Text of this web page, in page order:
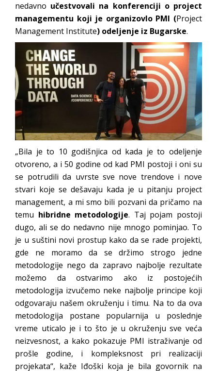
nedavno učestvovali na konferenciji o project
managementu koji je organizovlo PMI (Project
Management Institute) odeljenje iz Bugarske.
„Bila je to 10 godišnjica od kada je to odeljenje
otvoreno, a i 50 godine od kad PMI postoji i oni su
se potrudili da uvrste sve nove trendove i nove
stvari koje se dešavaju kada je u pitanju project
management, a mi smo bili pozvani da pričamo na
temu hibridne metodologije. Taj pojam postoji
dugo, ali se do nedavno nije mnogo pominjao. To
je u suštini novi prostup kako da se rade projekti,
gde ne moramo da se držimo strogo jedne
metodologije nego da zapravo najbolje rezultate
možemo da ostvarimo ako iz postojećih
metodologija izvučemo neke najbolje principe koji
odgovaraju našem okruženju i timu. Na to da ova
metodologija postane popularnija u poslednje
vreme uticalo je i to što je u okruženju sve veća
neizvesnost, a kako pokazuje PMI istraživanje od
prošle godine, i kompleksnost pri realizaciji
projekata“, kaže Iđoški koja je bila govornik na